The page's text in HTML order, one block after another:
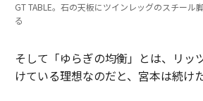
GT TABLE。石の天板にツインレッグのスチール
る
そして「ゆらぎの均衡」とは、リッ
けている理想なのだと、宮本は続けた